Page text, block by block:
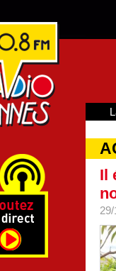
Il